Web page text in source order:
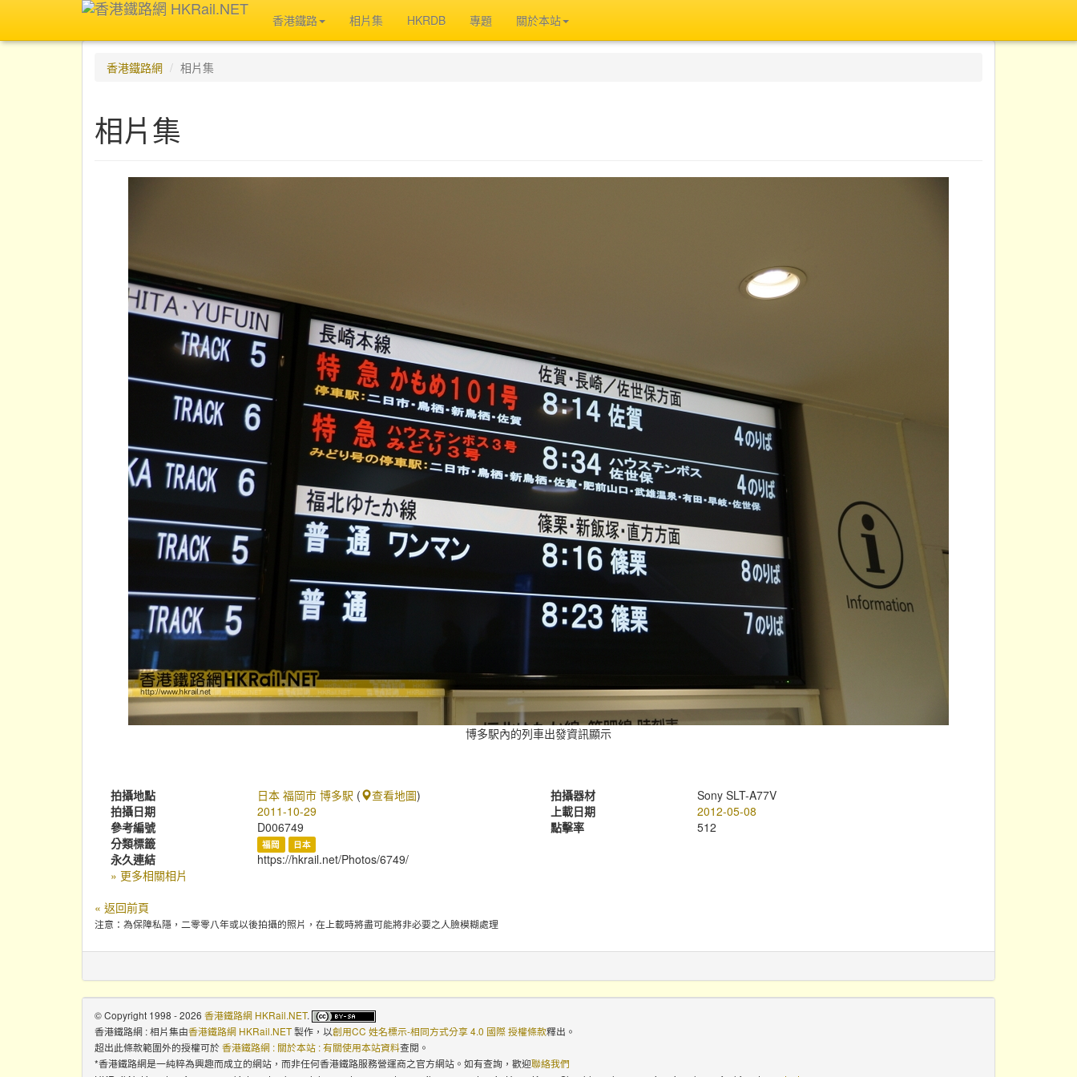
香港鐵路 相片集 HKRDB 專題 關於本站
香港鐵路網 相片集
相片集
博多駅內的列車出發資訊顯示
拍攝地點 日本 福岡市 博多駅 ( 查看地圖) 拍攝器材
Sony SLT-A77V
拍攝日期
2011-10-29 上載日期
2012-05-08
參考編號
D006749 點擊率
512
分類標籤
福岡 日本
永久連結
https://hkrail.net/Photos/6749/
» 更多相關相片
« 返回前頁
注意：為保障私隱，二零零八年或以後拍攝的照片，在上載時將盡可能將非必要之人臉模糊處理
© Copyright 1998 - 2026 香港鐵路網 HKRail.NET.
香港鐵路網 : 相片集由香港鐵路網 HKRail.NET製作，以創用CC 姓名標示-相同方式分享 4.0 國際 授權條款釋出。
超出此條款範圍外的授權可於香港鐵路網 : 關於本站 : 有關使用本站資料查閱。
*香港鐵路網是一純粹為興趣而成立的網站，而非任何香港鐵路服務營運商之官方網站。如有查詢，歡迎聯絡我們